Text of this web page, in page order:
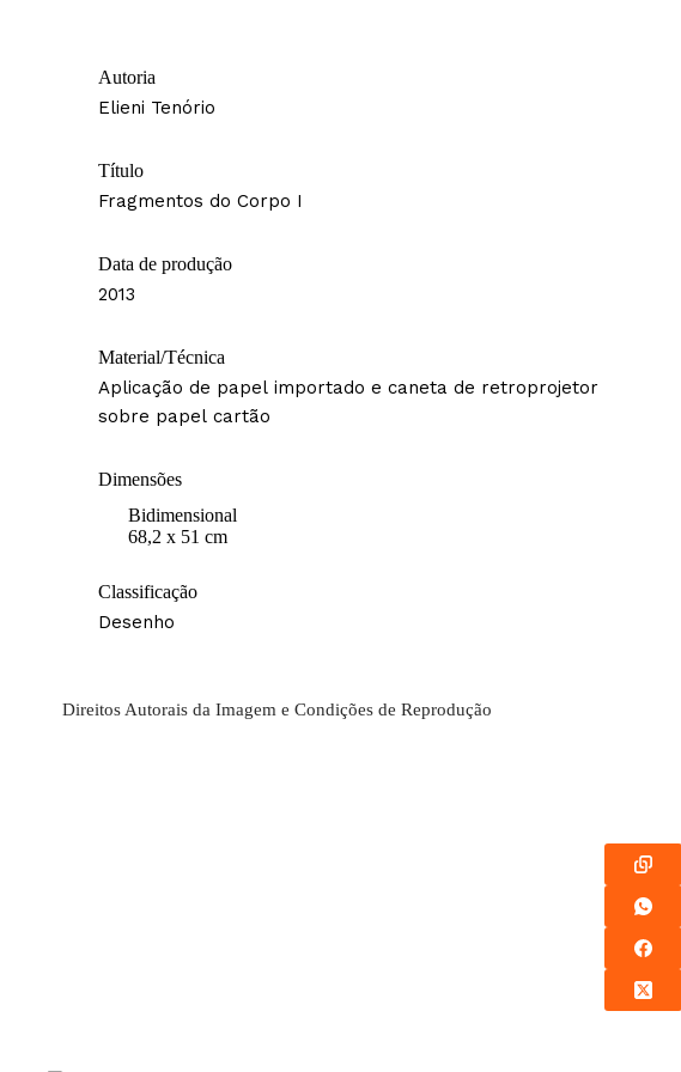
Autoria
Elieni Tenório
Título
Fragmentos do Corpo I
Data de produção
2013
Material/Técnica
Aplicação de papel importado e caneta de retroprojetor
sobre papel cartão
Dimensões
Bidimensional
68,2 x 51 cm
Classificação
Desenho
Direitos Autorais da Imagem e Condições de Reprodução